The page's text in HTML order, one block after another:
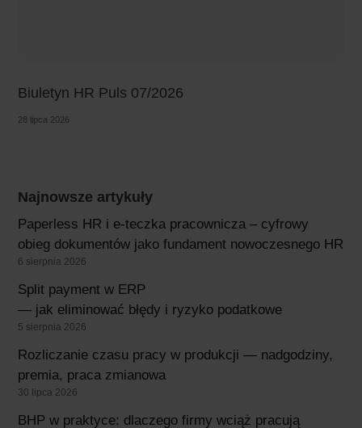
Biuletyn HR Puls 07/2026
28 lipca 2026
Najnowsze artykuły
Paperless HR i e-teczka pracownicza – cyfrowy
obieg dokumentów jako fundament nowoczesnego HR
6 sierpnia 2026
Split payment w ERP
— jak eliminować błędy i ryzyko podatkowe
5 sierpnia 2026
Rozliczanie czasu pracy w produkcji — nadgodziny,
premia, praca zmianowa
30 lipca 2026
BHP w praktyce: dlaczego firmy wciąż pracują